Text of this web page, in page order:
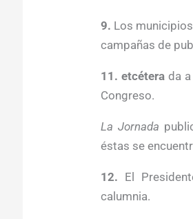
9. Los
campañas de
11. etcéterada a
Congreso.
La Jornada
éstas se
12. El
calumnia.